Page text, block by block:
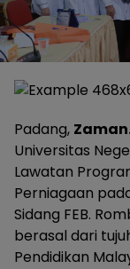
Padang,
Universitas
Lawatan
Perniagaan
Sidang FEB.
berasal dari
Pendidikan